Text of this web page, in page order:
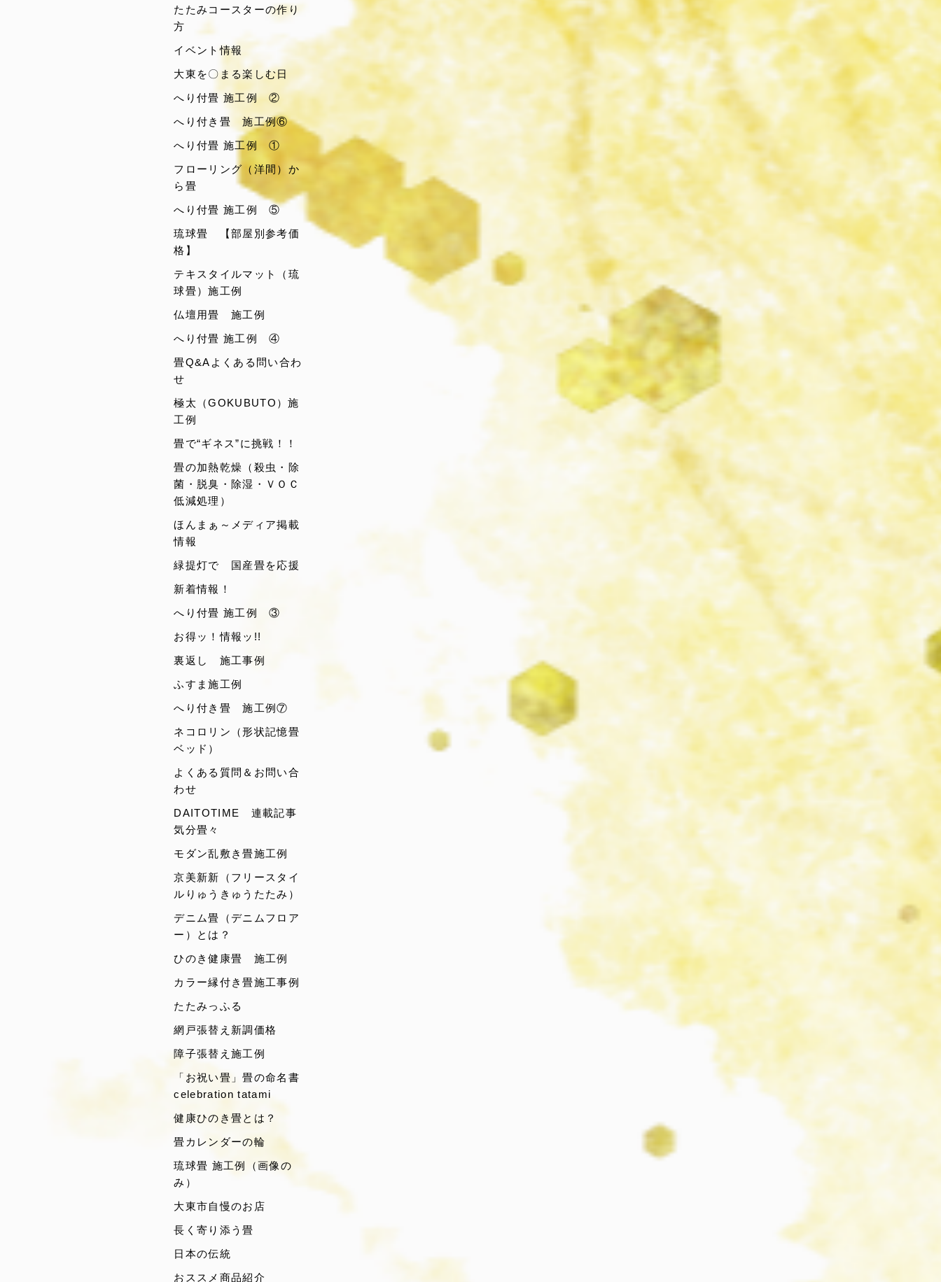
たたみコースターの作り
方
イベント情報
大東を〇まる楽しむ日
へり付畳 施工例 ②
へり付き畳 施工例⑥
へり付畳 施工例 ①
フローリング（洋間）か
ら畳
へり付畳 施工例 ⑤
琉球畳 【部屋別参考価
格】
テキスタイルマット（琉
球畳）施工例
仏壇用畳 施工例
へり付畳 施工例 ④
畳Q&Aよくある問い合わ
せ
極太（GOKUBUTO）施
工例
畳で“ギネス”に挑戦！！
畳の加熱乾燥（殺虫・除
菌・脱臭・除湿・ＶＯＣ
低減処理）
ほんまぁ～メディア掲載
情報
緑提灯で 国産畳を応援
新着情報！
へり付畳 施工例 ③
お得ッ！情報ッ!!
裏返し 施工事例
ふすま施工例
へり付き畳 施工例⑦
ネコロリン（形状記憶畳
ベッド）
よくある質問＆お問い合
わせ
DAITOTIME 連載記事
気分畳々
モダン乱敷き畳施工例
京美新新（フリースタイ
ルりゅうきゅうたたみ）
デニム畳（デニムフロア
ー）とは？
ひのき健康畳 施工例
カラー縁付き畳施工事例
たたみっふる
網戸張替え新調価格
障子張替え施工例
「お祝い畳」畳の命名書
celebration tatami
健康ひのき畳とは？
畳カレンダーの輪
琉球畳 施工例（画像の
み）
大東市自慢のお店
長く寄り添う畳
日本の伝統
おススメ商品紹介